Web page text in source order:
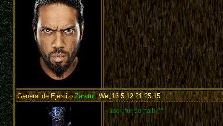
General de EjércitoZeratul,We, 16.5.12 21:25:15:
aber nur so halb ^^